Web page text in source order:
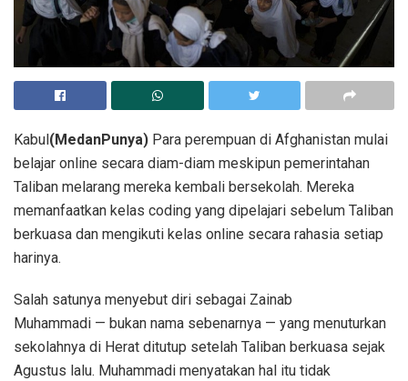
Kabul(MedanPunya) Para perempuan di Afghanistan mulai
belajar online secara diam-diam meskipun pemerintahan
Taliban melarang mereka kembali bersekolah. Mereka
memanfaatkan kelas coding yang dipelajari sebelum Taliban
berkuasa dan mengikuti kelas online secara rahasia setiap
harinya.
Salah satunya menyebut diri sebagai Zainab
Muhammadi — bukan nama sebenarnya — yang menuturkan
sekolahnya di Herat ditutup setelah Taliban berkuasa sejak
Agustus lalu. Muhammadi menyatakan hal itu tidak